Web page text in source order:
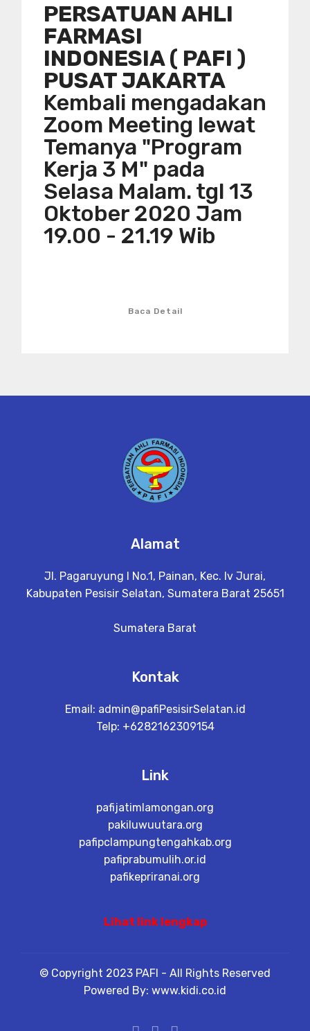
PERSATUAN AHLI
FARMASI
INDONESIA ( PAFI )
PUSAT JAKARTA
Kembali mengadakan
Zoom Meeting lewat
Temanya "Program
Kerja 3 M" pada
Selasa Malam. tgl 13
Oktober 2020 Jam
19.00 - 21.19 Wib
Baca Detail
Alamat
Jl. Pagaruyung I No.1, Painan, Kec. Iv Jurai,
Kabupaten Pesisir Selatan, Sumatera Barat 25651
Sumatera Barat
Kontak
Email: admin@pafiPesisirSelatan.id
Telp: +6282162309154
Link
pafijatimlamongan.org
pakiluwuutara.org
pafipclampungtengahkab.org
pafiprabumulih.or.id
pafikepriranai.org
Lihat link lengkap
© Copyright 2023 PAFI - All Rights Reserved
Powered By: www.kidi.co.id